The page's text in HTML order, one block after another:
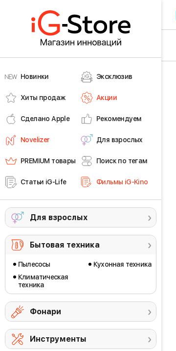
Новинки Эксклюзив
Хиты продаж Акции
Сделано Apple Рекомендуем
Novelizer Для взрослых
PREMIUM товары Поиск по тегам
Статьи iG-Life Фильмы iG-Kino
Для взрослых
Бытовая техника
Пылесосы
Климатическая
техника
Кухонная техника
Фонари
Инструменты